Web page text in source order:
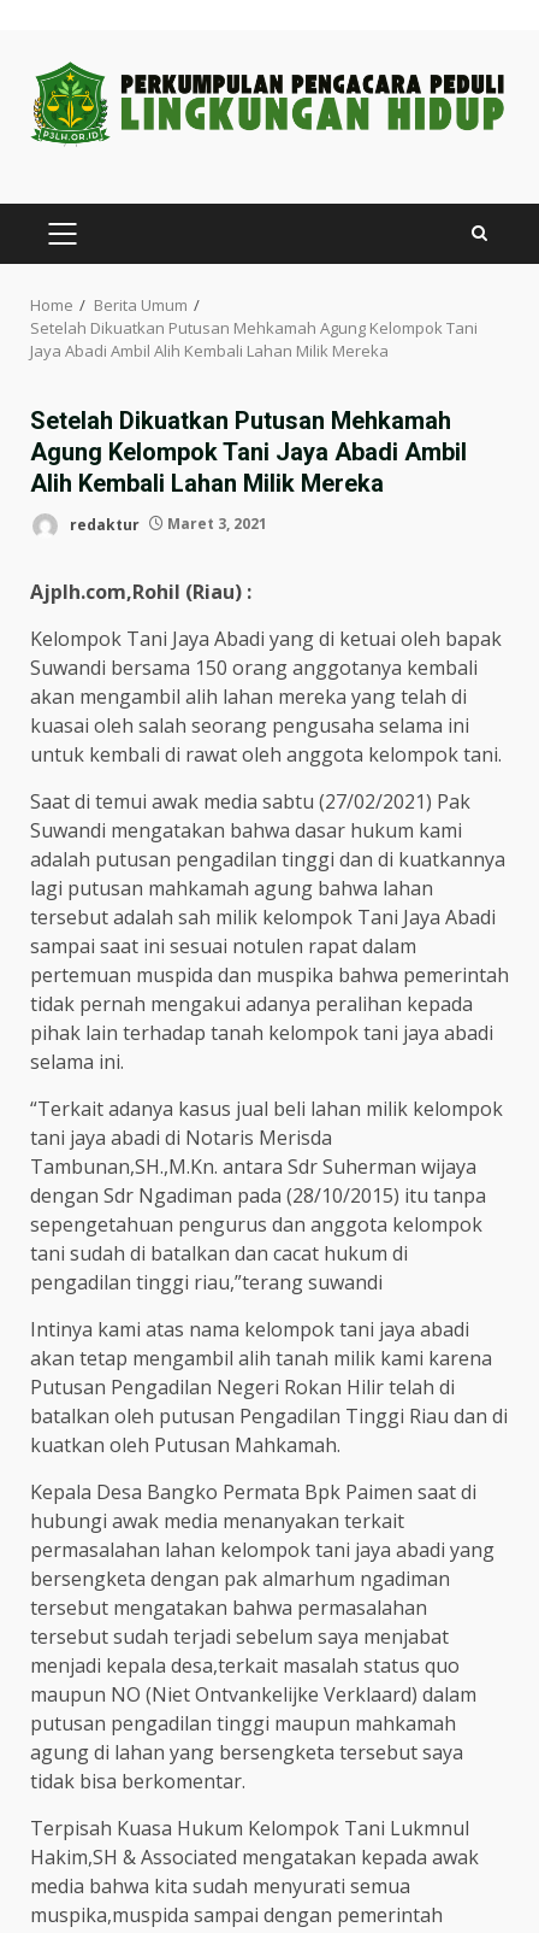
content
PRIMARY
MENU
Home
Berita Umum
Setelah Dikuatkan Putusan Mehkamah Agung Kelompok Tani
Jaya Abadi Ambil Alih Kembali Lahan Milik Mereka
Setelah Dikuatkan Putusan Mehkamah
Agung Kelompok Tani Jaya Abadi Ambil
Alih Kembali Lahan Milik Mereka
redaktur Maret 3, 2021
Ajplh.com,Rohil (Riau) :
Kelompok Tani Jaya Abadi yang di ketuai oleh bapak
Suwandi bersama 150 orang anggotanya kembali
akan mengambil alih lahan mereka yang telah di
kuasai oleh salah seorang pengusaha selama ini
untuk kembali di rawat oleh anggota kelompok tani.
Saat di temui awak media sabtu (27/02/2021) Pak
Suwandi mengatakan bahwa dasar hukum kami
adalah putusan pengadilan tinggi dan di kuatkannya
lagi putusan mahkamah agung bahwa lahan
tersebut adalah sah milik kelompok Tani Jaya Abadi
sampai saat ini sesuai notulen rapat dalam
pertemuan muspida dan muspika bahwa pemerintah
tidak pernah mengakui adanya peralihan kepada
pihak lain terhadap tanah kelompok tani jaya abadi
selama ini.
“Terkait adanya kasus jual beli lahan milik kelompok
tani jaya abadi di Notaris Merisda
Tambunan,SH.,M.Kn. antara Sdr Suherman wijaya
dengan Sdr Ngadiman pada (28/10/2015) itu tanpa
sepengetahuan pengurus dan anggota kelompok
tani sudah di batalkan dan cacat hukum di
pengadilan tinggi riau,”terang suwandi
Intinya kami atas nama kelompok tani jaya abadi
akan tetap mengambil alih tanah milik kami karena
Putusan Pengadilan Negeri Rokan Hilir telah di
batalkan oleh putusan Pengadilan Tinggi Riau dan di
kuatkan oleh Putusan Mahkamah.
Kepala Desa Bangko Permata Bpk Paimen saat di
hubungi awak media menanyakan terkait
permasalahan lahan kelompok tani jaya abadi yang
bersengketa dengan pak almarhum ngadiman
tersebut mengatakan bahwa permasalahan
tersebut sudah terjadi sebelum saya menjabat
menjadi kepala desa,terkait masalah status quo
maupun NO (Niet Ontvankelijke Verklaard) dalam
putusan pengadilan tinggi maupun mahkamah
agung di lahan yang bersengketa tersebut saya
tidak bisa berkomentar.
Terpisah Kuasa Hukum Kelompok Tani Lukmnul
Hakim,SH & Associated mengatakan kepada awak
media bahwa kita sudah menyurati semua
muspika,muspida sampai dengan pemerintah